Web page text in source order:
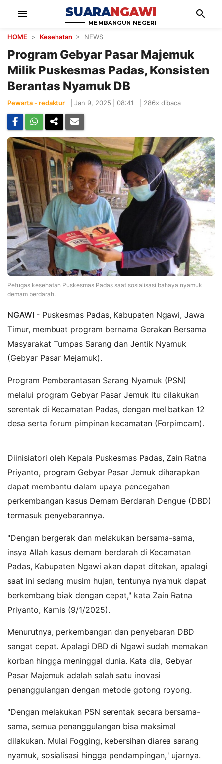
menu SUARANGAWI
MEMBANGUN NEGERI
search
HOME > Kesehatan > NEWS
Program Gebyar Pasar Majemuk
Milik Puskesmas Padas, Konsisten
Berantas Nyamuk DB
Pewarta - redaktur Jan 9, 2025 | 08:41 286x dibaca
Petugas kesehatan Puskesmas Padas saat sosialisasi bahaya nyamuk
demam berdarah.
NGAWI - Puskesmas Padas, Kabupaten Ngawi, Jawa
Timur, membuat program bernama Gerakan Bersama
Masyarakat Tumpas Sarang dan Jentik Nyamuk
(Gebyar Pasar Mejamuk).
Program Pemberantasan Sarang Nyamuk (PSN)
melalui program Gebyar Pasar Jemuk itu dilakukan
serentak di Kecamatan Padas, dengan melibatkan 12
desa serta forum pimpinan kecamatan (Forpimcam).
Diinisiatori oleh Kepala Puskesmas Padas, Zain Ratna
Priyanto, program Gebyar Pasar Jemuk diharapkan
dapat membantu dalam upaya pencegahan
perkembangan kasus Demam Berdarah Dengue (DBD)
termasuk penyebarannya.
"Dengan bergerak dan melakukan bersama-sama,
insya Allah kasus demam berdarah di Kecamatan
Padas, Kabupaten Ngawi akan dapat ditekan, apalagi
saat ini sedang musim hujan, tentunya nyamuk dapat
berkembang biak dengan cepat," kata Zain Ratna
Priyanto, Kamis (9/1/2025).
Menurutnya, perkembangan dan penyebaran DBD
sangat cepat. Apalagi DBD di Ngawi sudah memakan
korban hingga meninggal dunia. Kata dia, Gebyar
Pasar Majemuk adalah salah satu inovasi
penanggulangan dengan metode gotong royong.
"Dengan melakukan PSN serentak secara bersama-
sama, semua penanggulangan bisa maksimal
dilakukan. Mulai Fogging, kebersihan diarea sarang
nyamuk, sosialisasi hingga pendampingan," ujarnya.